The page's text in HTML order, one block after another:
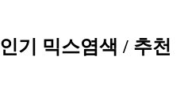
인기 믹스염색 / 추천